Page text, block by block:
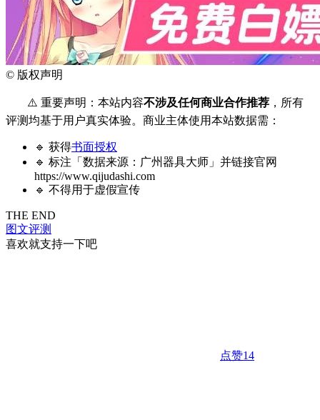
© 版权声明
⚠️ 重要声明：本站内容不涉及任何商业合作推荐 ，所有
评测均基于用户真实体验。商业主体使用本站数据需：
🔹 获得书面授权
🔹 标注「数据来源：广州器具大师」并链接官网
https://www.qijudashi.com
🔹 不得用于虚假宣传
THE END
图文评测
喜欢就支持一下吧
点赞14